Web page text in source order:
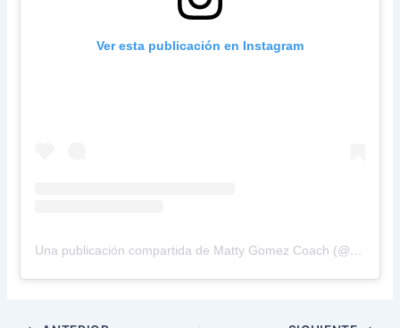
Ver esta publicación en Instagram
Una publicación compartida de Matty Gomez Coach (@matty.gomez.coach)